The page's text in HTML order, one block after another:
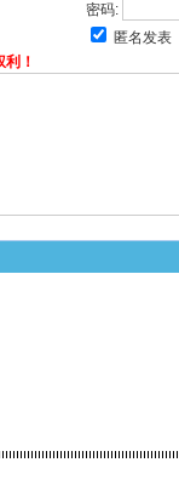
密码:
匿名发表
！